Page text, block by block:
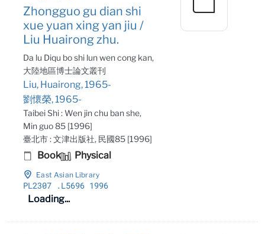
Zhongguo gu dian shi
xue yuan xing yan jiu /
Liu Huairong zhu.
Da lu Diqu bo shi lun wen cong kan,
大陸地區博士論文叢刊
Liu, Huairong, 1965-
劉懷榮, 1965-
Taibei Shi : Wen jin chu ban she,
Min guo 85 [1996]
臺北市 : 文津出版社, 民國85 [1996]
Book Physical
East Asian Library
PL2307 .L5696 1996
Loading...